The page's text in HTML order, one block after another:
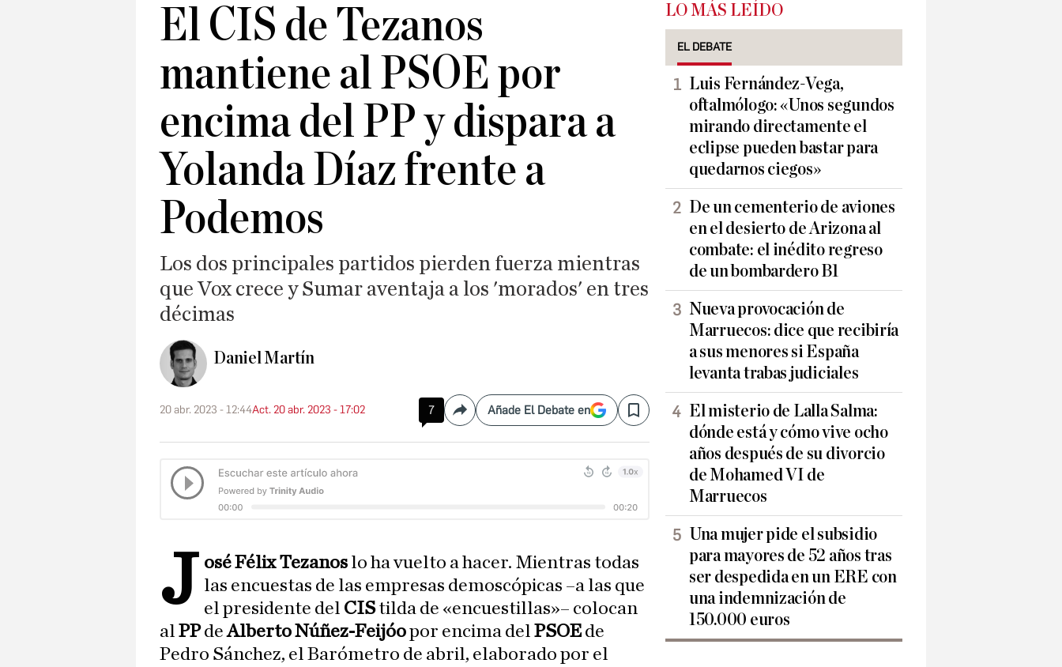
El CIS de Tezanos
mantiene al PSOE por
encima del PP y dispara a
Yolanda Díaz frente a
Podemos
Los dos principales partidos pierden fuerza mientras
que Vox crece y Sumar aventaja a los 'morados' en tres
décimas
Daniel Martín
20 abr. 2023 - 12:44Act. 20 abr. 2023 - 17:02 7 CompartirAñade El Debate en Save
J osé Félix Tezanos lo ha vuelto a hacer. Mientras todas
las encuestas de las empresas demoscópicas –a las que
el presidente del CIStilda de «encuestillas»– colocan
al PPdeAlberto Núñez-Feijóopor encima del PSOE de
Pedro Sánchez, el Barómetro de abril, elaborado por el
LO MÁS LEÍDO
EL DEBATE
Luis Fernández-Vega,
oftalmólogo: «Unos segundos
mirando directamente el
eclipse pueden bastar para
quedarnos ciegos»
De un cementerio de aviones
en el desierto de Arizona al
combate: el inédito regreso
de un bombardero B1
Nueva provocación de
Marruecos: dice que recibiría
a sus menores si España
levanta trabas judiciales
El misterio de Lalla Salma:
dónde está y cómo vive ocho
años después de su divorcio
de Mohamed VI de
Marruecos
Una mujer pide el subsidio
para mayores de 52 años tras
ser despedida en un ERE con
una indemnización de
150.000 euros